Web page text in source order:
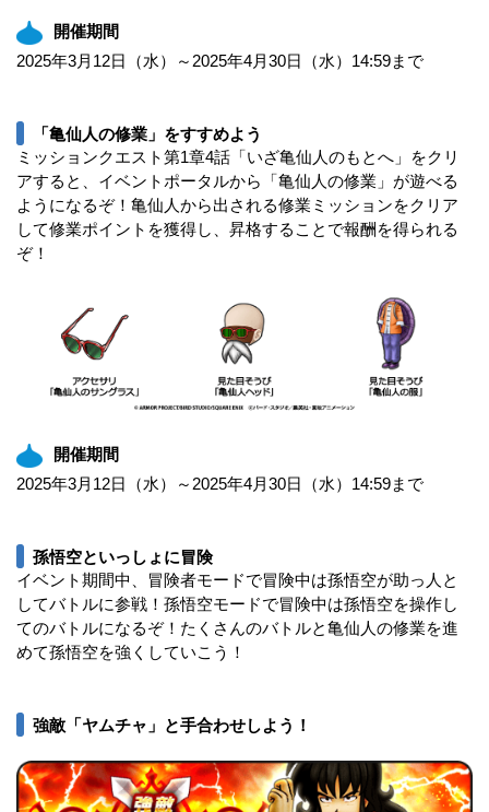
開催期間
2025年3月12日（水）～2025年4月30日（水）14:59まで
「亀仙人の修業」をすすめよう
ミッションクエスト第1章4話「いざ亀仙人のもとへ」をクリ
アすると、イベントポータルから「亀仙人の修業」が遊べる
ようになるぞ！亀仙人から出される修業ミッションをクリア
して修業ポイントを獲得し、昇格することで報酬を得られる
ぞ！
開催期間
2025年3月12日（水）～2025年4月30日（水）14:59まで
孫悟空といっしょに冒険
イベント期間中、冒険者モードで冒険中は孫悟空が助っ人と
してバトルに参戦！孫悟空モードで冒険中は孫悟空を操作し
てのバトルになるぞ！たくさんのバトルと亀仙人の修業を進
めて孫悟空を強くしていこう！
強敵「ヤムチャ」と手合わせしよう！